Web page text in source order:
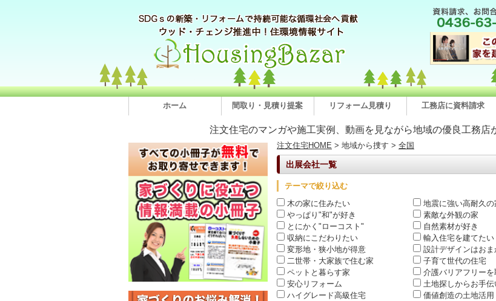
ホーム 間取り・見積り提案 リフォーム見積り 工務店に資料請求
注文住宅のマンガや施工実例、動画を見ながら地域の優良工務店
注文住宅HOME > 地域から捜す > 全国
出展会社一覧
テーマで絞り込む
木の家に住みたい
地震に強い高耐久の
やっぱり"和"が好き
素敵な外観の家
とにかく"ローコスト"
自然素材が好き
収納にこだわりたい
輸入住宅を建てたい
変形地・狭小地が得意
設計デザインはおま
二世帯・大家族で住む家
子育て世代の住宅
ペットと暮らす家
介護バリアフリー
安心リフォーム
土地探しからお手伝
ハイグレード高級住宅
価値創造の土地活用